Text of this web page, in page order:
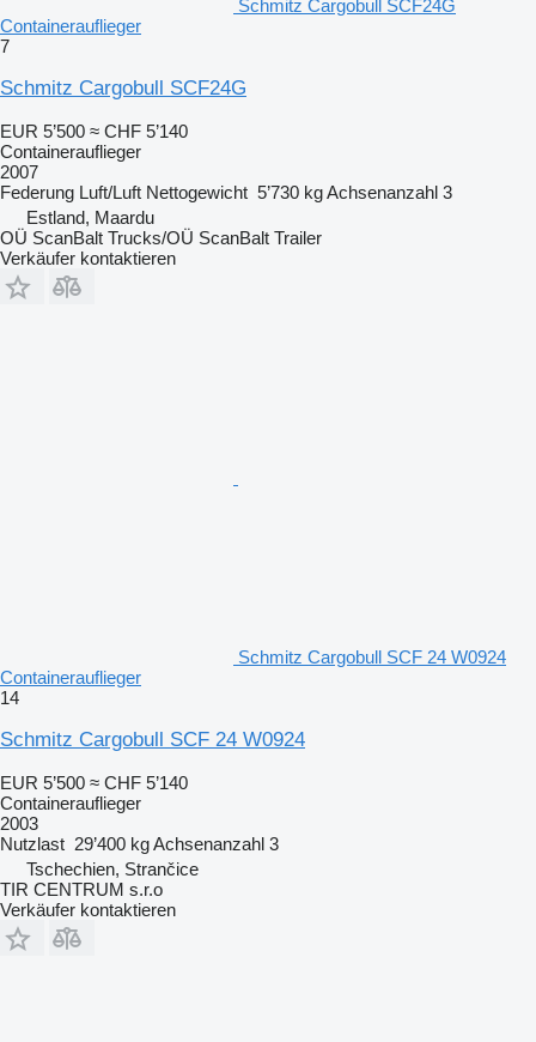
Schmitz Cargobull SCF24G
Containerauflieger
7
Schmitz Cargobull SCF24G
EUR 5’500 ≈ CHF 5’140
Containerauflieger
2007
Federung Luft/Luft Nettogewicht 5’730 kgAchsenanzahl 3
Estland, Maardu
OÜ ScanBalt Trucks/OÜ ScanBalt Trailer
Verkäufer kontaktieren
Schmitz Cargobull SCF 24 W0924
Containerauflieger
14
Schmitz Cargobull SCF 24 W0924
EUR 5’500 ≈ CHF 5’140
Containerauflieger
2003
Nutzlast 29’400 kgAchsenanzahl 3
Tschechien, Strančice
TIR CENTRUM s.r.o
Verkäufer kontaktieren